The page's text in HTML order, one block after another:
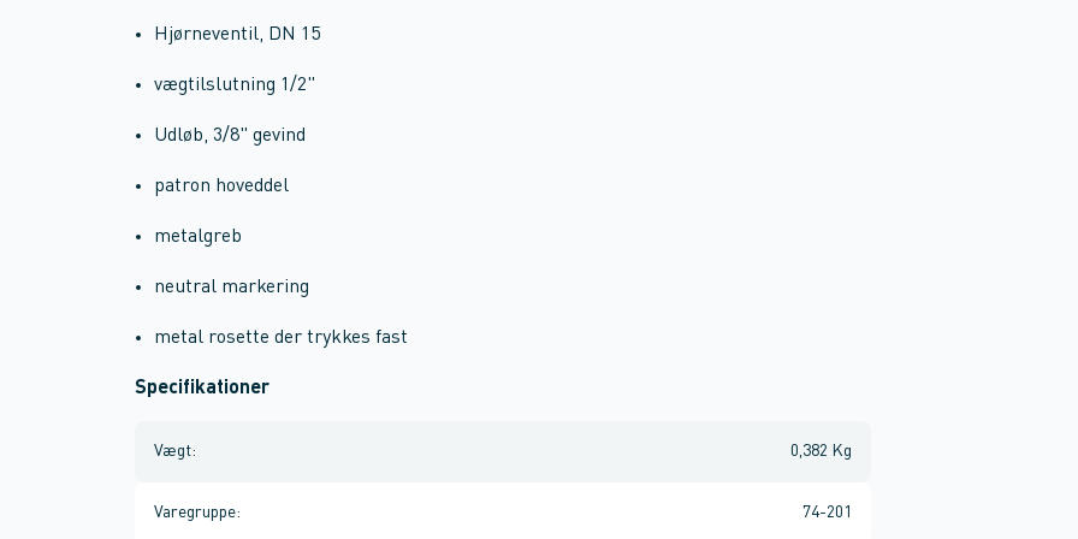
Hjørneventil, DN 15
vægtilslutning 1/2"
Udløb, 3/8" gevind
patron hoveddel
metalgreb
neutral markering
metal rosette der trykkes fast
Specifikationer
Vægt: 0,382 Kg
Varegruppe: 74-201